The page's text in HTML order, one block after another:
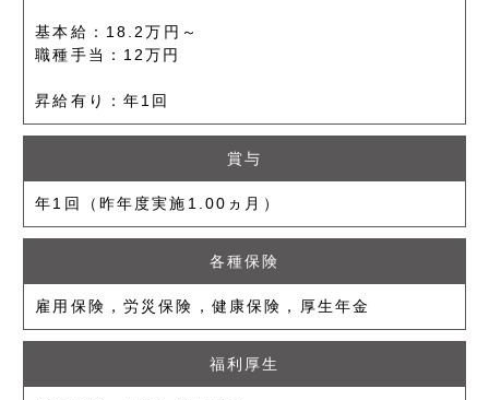
基本給：18.2万円～
職種手当：12万円
昇給有り：年1回
賞与
年1回（昨年度実施1.00ヵ月）
各種保険
雇用保険，労災保険，健康保険，厚生年金
福利厚生